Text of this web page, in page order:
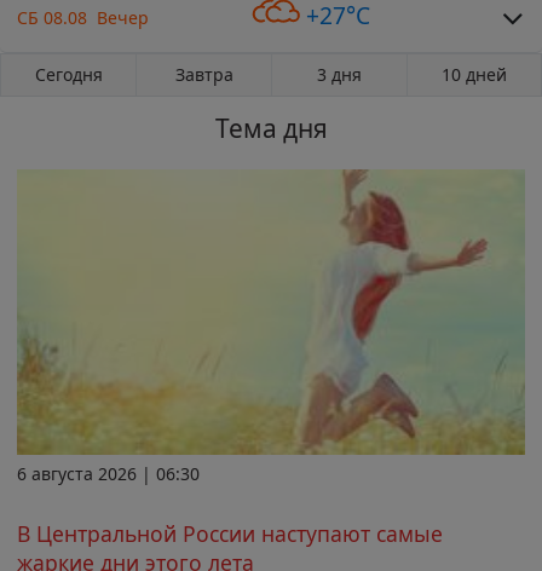
СБ 08.08 Вечер +27°C
Сегодня Завтра 3 дня 10 дней
Тема дня
6 августа 2026 | 06:30
В Центральной России наступают самые
жаркие дни этого лета